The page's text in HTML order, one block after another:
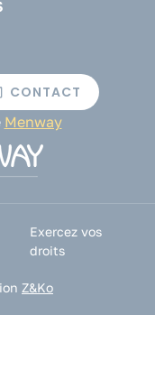
CONTACT
Menway
Exercez vos
droits
Z&Ko